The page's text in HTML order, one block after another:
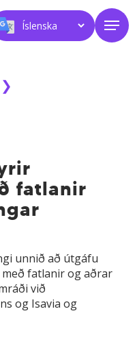
fatlanir
unnið að útgáfu
fatlanir og aðrar
við
og Isavia og